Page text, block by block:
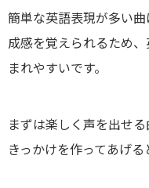
簡単な英語表現が多い
成感を覚えられるため
まれやすいです。
まずは楽しく声を出せ
きっかけを作ってあげる